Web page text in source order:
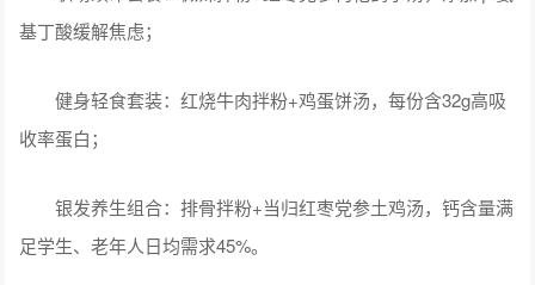
基丁酸缓解焦虑；
健身轻食套装：红烧牛肉拌粉+鸡蛋饼汤，每份含32g高吸
收率蛋白；
银发养生组合：排骨拌粉+当归红枣党参土鸡汤，钙含量满
足学生、老年人日均需求45%。